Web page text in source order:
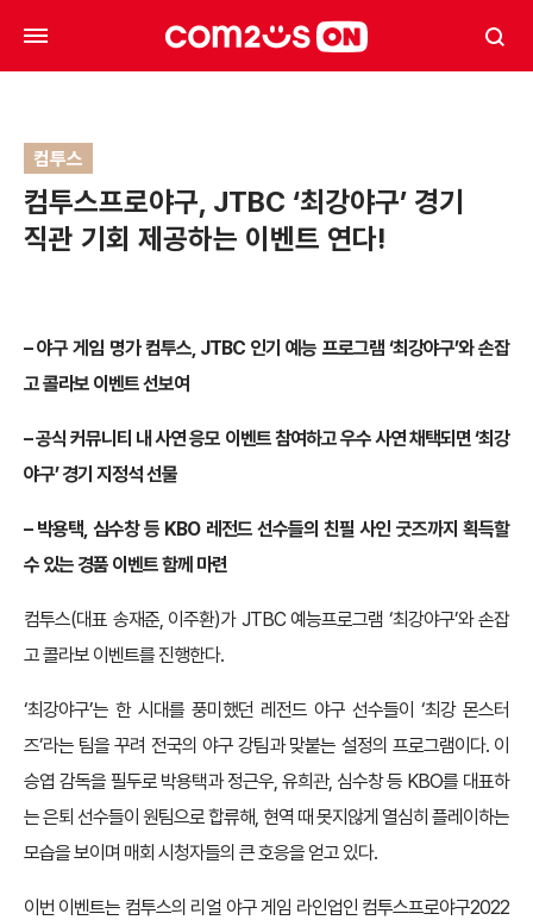
컴투스
컴투스프로야구, JTBC ‘최강야구’ 경기
직관 기회 제공하는 이벤트 연다!
– 야구 게임 명가 컴투스, JTBC 인기 예능 프로그램 ‘최강야구’와 손잡
고 콜라보 이벤트 선보여
– 공식 커뮤니티 내 사연 응모 이벤트 참여하고 우수 사연 채택되면 ‘최강
야구’ 경기 지정석 선물
– 박용택, 심수창 등 KBO 레전드 선수들의 친필 사인 굿즈까지 획득할
수 있는 경품 이벤트 함께 마련
컴투스(대표 송재준, 이주환)가 JTBC 예능프로그램 ‘최강야구’와 손잡
고 콜라보 이벤트를 진행한다.
‘최강야구’는 한 시대를 풍미했던 레전드 야구 선수들이 ‘최강 몬스터
즈’라는 팀을 꾸려 전국의 야구 강팀과 맞붙는 설정의 프로그램이다. 이
승엽 감독을 필두로 박용택과 정근우, 유희관, 심수창 등 KBO를 대표하
는 은퇴 선수들이 원팀으로 합류해, 현역 때 못지않게 열심히 플레이하는
모습을 보이며 매회 시청자들의 큰 호응을 얻고 있다.
이번 이벤트는 컴투스의 리얼 야구 게임 라인업인 컴투스프로야구2022